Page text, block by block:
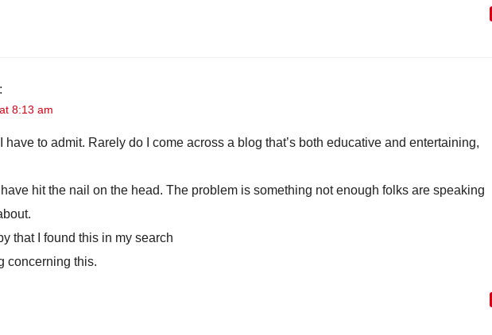
8:13 am
I have to admit. Rarely do I come across a blog that’s both educative and entertaining,
hit the nail on the head. The problem is something not enough folks are speaking
that I found this in my search
concerning this.